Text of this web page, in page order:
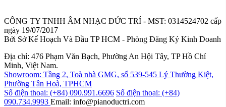
CÔNG TY TNHH ÂM NHẠC ĐỨC TRÍ - MST: 0314524702 cấp
ngày 19/07/2017
Bởi Sở Kế Hoạch Và Đầu TP HCM - Phòng Đăng Ký Kinh Doanh
Địa chỉ: 476 Phạm Văn Bạch, Phường An Hội Tây, TP Hồ Chí
Minh, Việt Nam.
Showroom: Tầng 2, Toà nhà GMG, số 539-545 Lý Thường Kiệt,
Phường Tân Hoà, TPHCM
Số điện thoại: (+84) 090.991.6696 Số điện thoại: (+84)
090.734.9993 Email: info@pianoductri.com